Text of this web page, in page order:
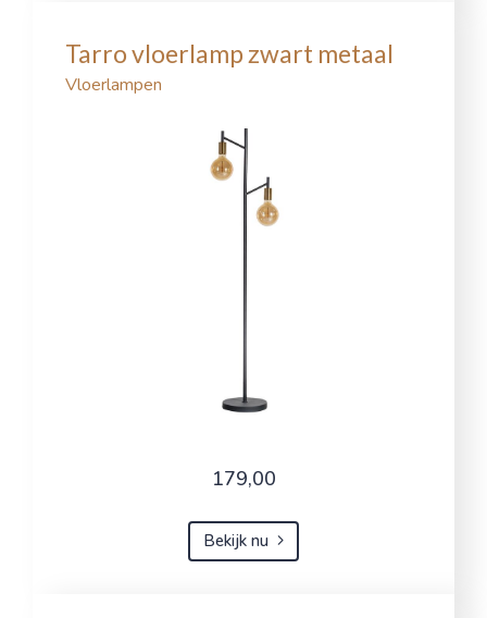
Tarro vloerlamp zwart metaal
Vloerlampen
179,00
Bekijk nu